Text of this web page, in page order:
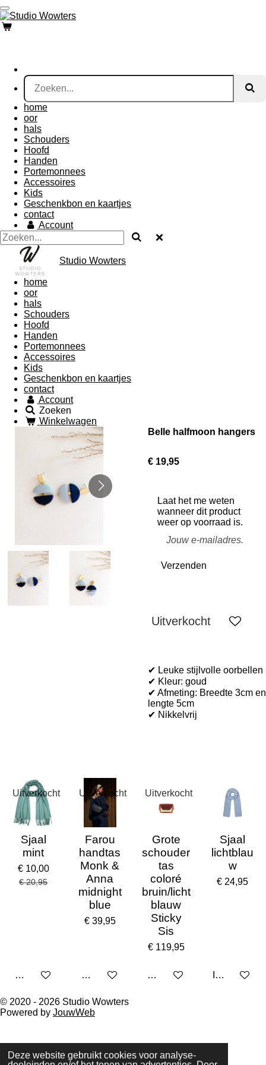
Deze website gebruikt cookies voor analyse-
Ga
direct
naar
home
oor
hals
Schouders
Hoofd
Handen
Portemonnees
Accessoires
Kids
Geschenkbon en kaartjes
contact
Account
Studio Wowters
home
oor
hals
Schouders
Hoofd
Handen
Portemonnees
Accessoires
Kids
Geschenkbon en kaartjes
contact
Account
Zoeken
Winkelwagen
Belle halfmoon hangers
€ 19,95
Laat het me weten
wanneer dit product
weer op voorraad is.
Verzenden
Uitverkocht
✔ Leuke stijlvolle oorbellen
✔ Kleur: goud
✔ Afmeting: Breedte 3cm en
lengte 5cm
✔ Nikkelvrij
Uitverkocht
Sjaal
mint
€ 10,00
€ 20,95
Houd mij op de hoogte
Uitverkocht
Farou
handtas
Monk &
Anna
midnight
blue
€ 39,95
Houd mij op de hoogte
Uitverkocht
Grote
schouder
tas
coloré
bruin/licht
blauw
Sticky
Sis
€ 119,95
Houd mij op de hoogte
Sjaal
lichtblau
w
€ 24,95
In
© 2020 - 2026 Studio Wowters
Powered by JouwWeb